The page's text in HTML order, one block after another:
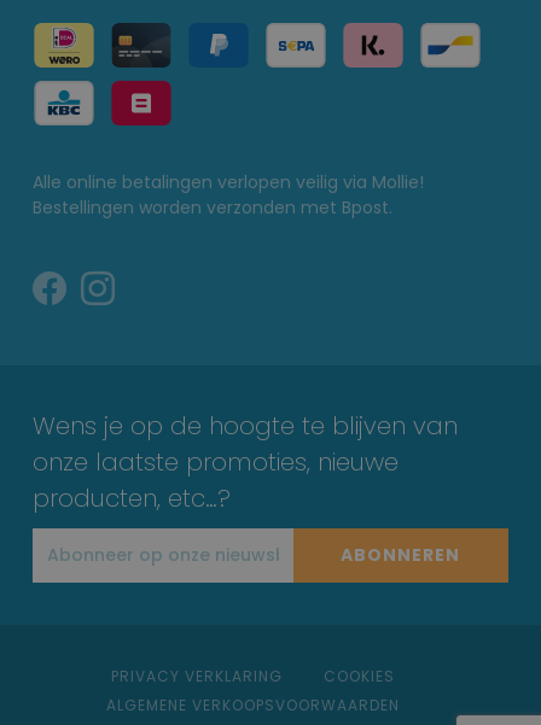
Alle online betalingen verlopen veilig via Mollie!
Bestellingen worden verzonden met Bpost.
Wens je op de hoogte te blijven van
onze laatste promoties, nieuwe
producten, etc…?
ABONNEREN
PRIVACY VERKLARING
COOKIES
ALGEMENE VERKOOPSVOORWAARDEN